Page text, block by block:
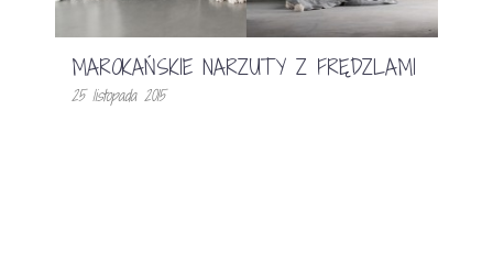
MAROKAŃSKIE NARZUTY Z FRĘDZLAMI
25 listopada 2015